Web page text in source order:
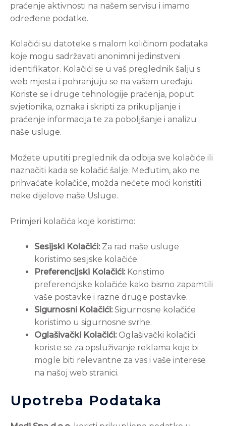
praćenje aktivnosti na našem servisu i imamo
određene podatke.
Kolačići su datoteke s malom količinom podataka
koje mogu sadržavati anonimni jedinstveni
identifikator. Kolačići se u vaš preglednik šalju s
web mjesta i pohranjuju se na vašem uređaju.
Koriste se i druge tehnologije praćenja, poput
svjetionika, oznaka i skripti za prikupljanje i
praćenje informacija te za poboljšanje i analizu
naše usluge.
Možete uputiti preglednik da odbija sve kolačiće ili
naznačiti kada se kolačić šalje. Međutim, ako ne
prihvaćate kolačiće, možda nećete moći koristiti
neke dijelove naše Usluge.
Primjeri kolačića koje koristimo:
Sesijski Kolačići:Za rad naše usluge
koristimo sesijske kolačiće.
Preferencijski Kolačići:Koristimo
preferencijske kolačiće kako bismo zapamtili
vaše postavke i razne druge postavke.
Sigurnosni Kolačići:Sigurnosne kolačiće
koristimo u sigurnosne svrhe.
Oglašivački Kolačići:Oglašivački kolačići
koriste se za opsluživanje reklama koje bi
mogle biti relevantne za vas i vaše interese
na našoj web stranici.
Upotreba Podataka